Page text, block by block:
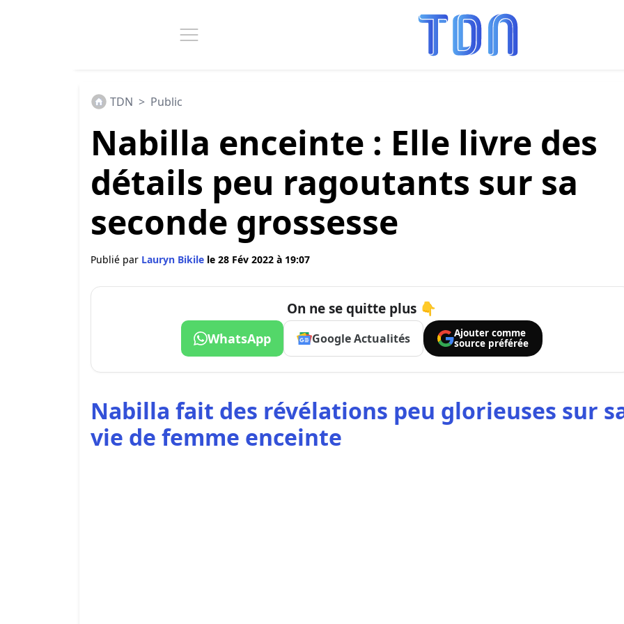
TDN > Public
Nabilla enceinte : Elle livre des
détails peu ragoutants sur sa
seconde grossesse
Publié par Lauryn Bikile le 28 Fév 2022 à 19:07
On ne se quitte plus 👇
WhatsApp Google Actualités
Ajouter comme
source préférée
Nabilla fait des révélations peu glorieuses sur
vie de femme enceinte